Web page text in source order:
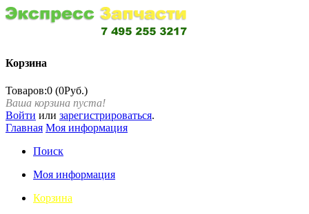
Корзина
Товаров:0 (0Руб.)
Ваша корзина пуста!
Войти или зарегистрироваться.
Главная Моя информация
Поиск
Моя информация
Корзина